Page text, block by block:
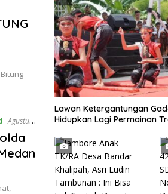
Agustus
Lawan Ketergantungan
Hidupkan Lagi Permainan